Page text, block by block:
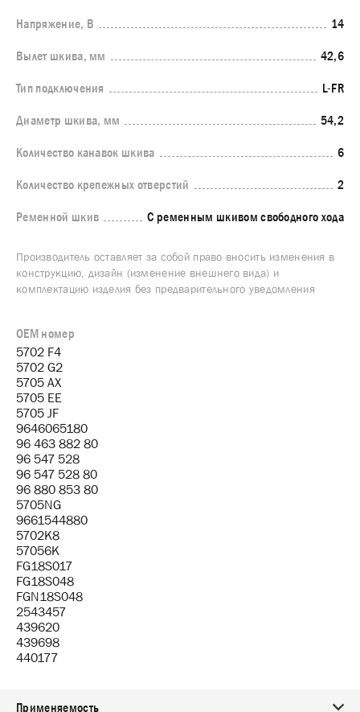
Напряжение, В
14
Вылет шкива, мм
42,6
Тип подключения
L-FR
Диаметр шкива, мм
54,2
Количество канавок шкива
6
Количество крепежных отверстий
2
Ременной шкив
С ременным шкивом свободного хода
Производитель оставляет за собой право вносить изменения в
конструкцию, дизайн (изменение внешнего вида) и
комплектацию изделия без предварительного уведомления
OEM номер
5702 F4
5702 G2
5705 AX
5705 EE
5705 JF
9646065180
96 463 882 80
96 547 528
96 547 528 80
96 880 853 80
5705NG
9661544880
5702K8
57056K
FG18S017
FG18S048
FGN18S048
2543457
439620
439698
440177
Применяемость